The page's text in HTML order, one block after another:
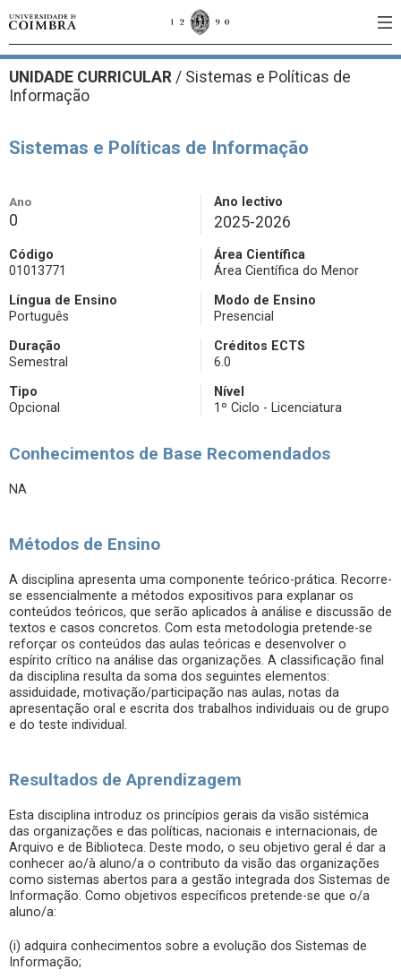
UNIDADE CURRICULAR / Sistemas e Políticas de
Informação
Sistemas e Políticas de Informação
Ano
0
Ano lectivo
2025-2026
Código
01013771
Área Científica
Área Científica do Menor
Língua de Ensino
Português
Modo de Ensino
Presencial
Duração
Semestral
Créditos ECTS
6.0
Tipo
Opcional
Nível
1º Ciclo - Licenciatura
Conhecimentos de Base Recomendados
NA
Métodos de Ensino
A disciplina apresenta uma componente teórico-prática. Recorre-
se essencialmente a métodos expositivos para explanar os
conteúdos teóricos, que serão aplicados à análise e discussão de
textos e casos concretos. Com esta metodologia pretende-se
reforçar os conteúdos das aulas teóricas e desenvolver o
espírito crítico na análise das organizações. A classificação final
da disciplina resulta da soma dos seguintes elementos:
assiduidade, motivação/participação nas aulas, notas da
apresentação oral e escrita dos trabalhos individuais ou de grupo
e do teste individual.
Resultados de Aprendizagem
Esta disciplina introduz os princípios gerais da visão sistémica
das organizações e das políticas, nacionais e internacionais, de
Arquivo e de Biblioteca. Deste modo, o seu objetivo geral é dar a
conhecer ao/à aluno/a o contributo da visão das organizações
como sistemas abertos para a gestão integrada dos Sistemas de
Informação. Como objetivos específicos pretende-se que o/a
aluno/a:
(i) adquira conhecimentos sobre a evolução dos Sistemas de
Informação;